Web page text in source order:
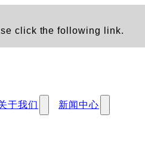
click the following link.
于我们 新闻中心